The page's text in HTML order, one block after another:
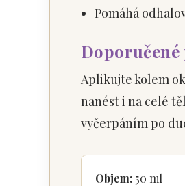
Pomáhá
Aplikujte kolem
nanést i na celé
vyčerpáním po
Objem: 50 ml